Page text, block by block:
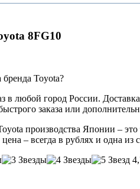
8FG10
бренда Toyota?
любой город России.
заказа или
производства Японии – это
– всегда в рублях и одна